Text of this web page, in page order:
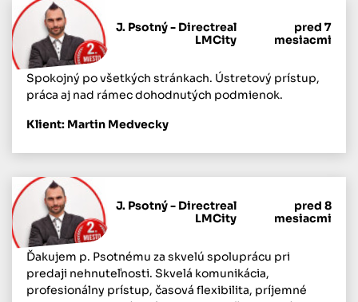
J. Psotný - Directreal
LMCity
pred 7
mesiacmi
Spokojný po všetkých stránkach. Ústretový prístup,
práca aj nad rámec dohodnutých podmienok.
Klient: Martin Medvecky
J. Psotný - Directreal
LMCity
pred 8
mesiacmi
Ďakujem p. Psotnému za skvelú spoluprácu pri
predaji nehnuteľnosti. Skvelá komunikácia,
profesionálny prístup, časová flexibilita, príjemné